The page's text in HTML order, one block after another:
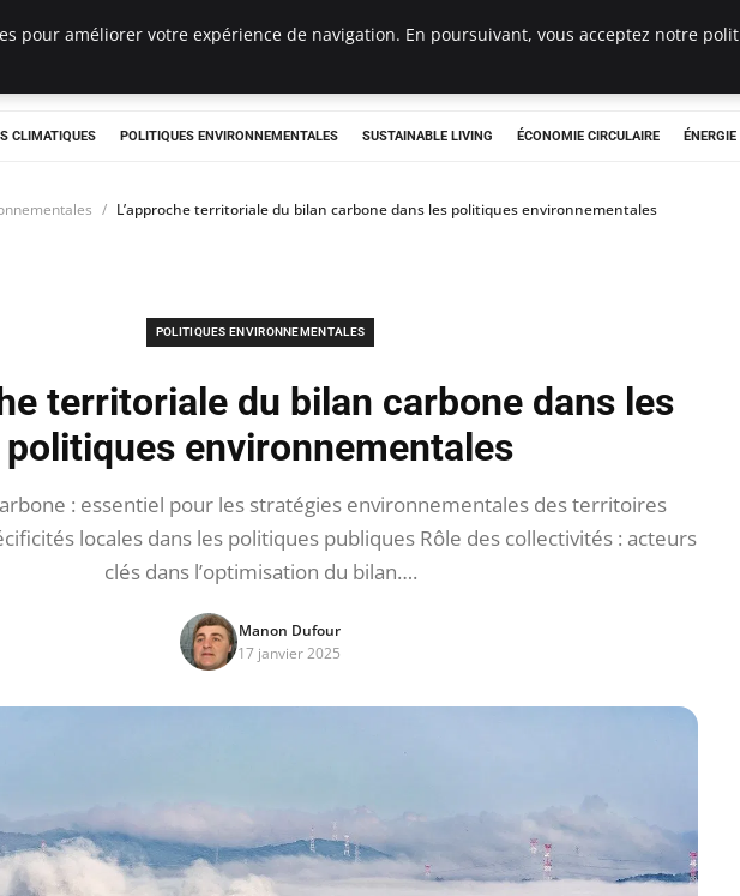
CLIMATIQUES POLITIQUES ENVIRONNEMENTALES SUSTAINABLE LIVING ÉCONOMIE CIRCULAIRE
L’approche territoriale du bilan carbone dans les politiques environnementales
POLITIQUES ENVIRONNEMENTALES
territoriale du bilan carbone dans les
politiques environnementales
: essentiel pour les stratégies environnementales des territoires
locales dans les politiques publiques Rôle des collectivités : acteurs
clés dans l’optimisation du bilan….
Manon Dufour
17 janvier 2025
pour améliorer votre expérience de navigation. En poursuivant, vous acceptez notre